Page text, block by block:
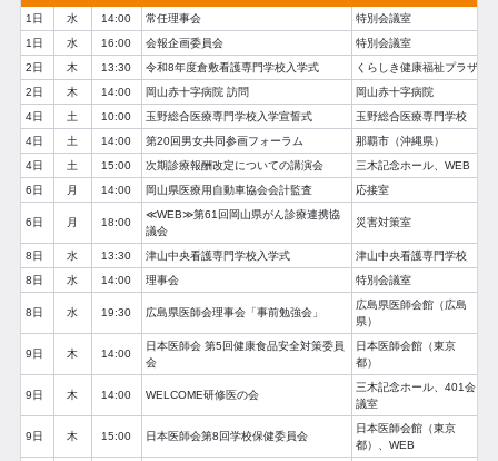
1日 水 14:00 常任理事会
特別会議室
1日
水 16:00 会報企画委員会
特別会議室
2日
木 13:30 令和8年度倉敷看護専門学校入学式
くらしき健康福祉プラザ
2日
木 14:00 岡山赤十字病院 訪問
岡山赤十字病院
4日
土 10:00 玉野総合医療専門学校入学宣誓式
玉野総合医療専門学校
4日
土 14:00 第20回男女共同参画フォーラム
那覇市（沖縄県）
4日
土 15:00 次期診療報酬改定についての講演会
三木記念ホール、WEB
6日
月 14:00 岡山県医療用自動車協会会計監査 応接室
6日 月 18:00
≪WEB≫第61回岡山県がん診療連携協
議会
災害対策室
8日 水 13:30 津山中央看護専門学校入学式
津山中央看護専門学校
8日
水 14:00 理事会 特別会議室
8日 水 19:30 広島県医師会理事会「事前勉強会」
広島県医師会館（広島
県）
9日 木 14:00
日本医師会 第5回健康食品安全対策委員
会
日本医師会館（東京
都）
9日 木 14:00 WELCOME研修医の会
三木記念ホール、401会
議室
9日 木 15:00 日本医師会第8回学校保健委員会
日本医師会館（東京
都）、WEB